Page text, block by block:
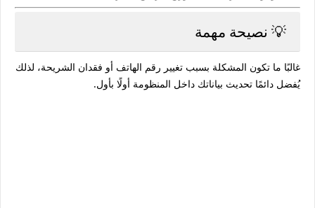
💡 نصيحة مهمة
غالبًا ما تكون المشكلة بسبب تغيير رقم الهاتف أو فقدان الشريحة، لذلك
يُفضل دائمًا تحديث بياناتك داخل المنظومة أولًا بأول.